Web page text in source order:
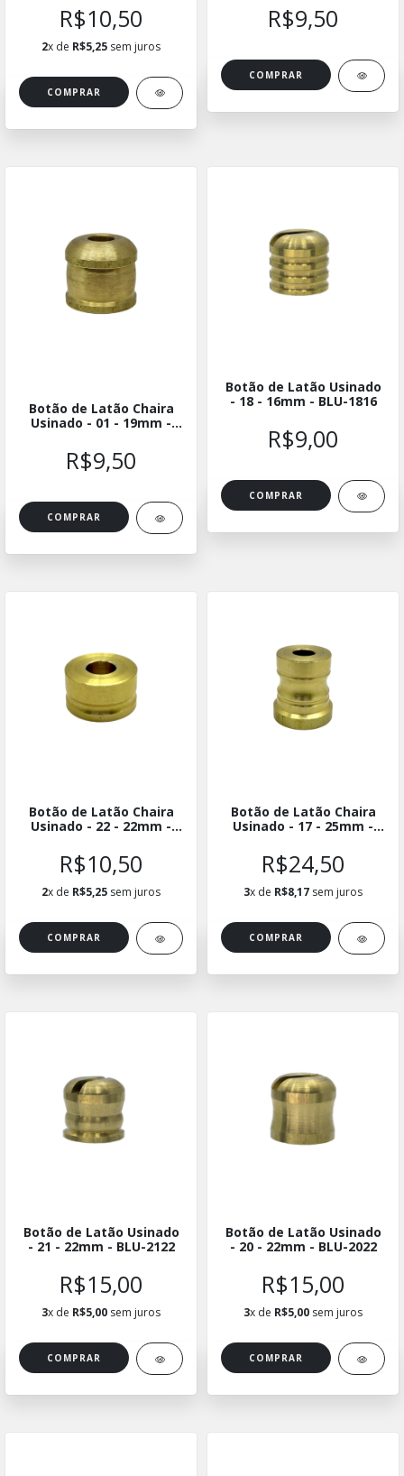
R$10,50
2x de R$5,25 sem juros
R$9,50
Botão de Latão Chaira
Usinado - 01 - 19mm -
R$9,50
Botão de Latão Usinado
- 18 - 16mm - BLU-1816
R$9,00
Botão de Latão Chaira
Usinado - 22 - 22mm -
R$10,50
2x de R$5,25 sem juros
Botão de Latão Chaira
Usinado - 17 - 25mm -
R$24,50
3x de R$8,17 sem juros
Botão de Latão Usinado
- 21 - 22mm - BLU-2122
R$15,00
3x de R$5,00 sem juros
Botão de Latão Usinado
- 20 - 22mm - BLU-2022
R$15,00
3x de R$5,00 sem juros